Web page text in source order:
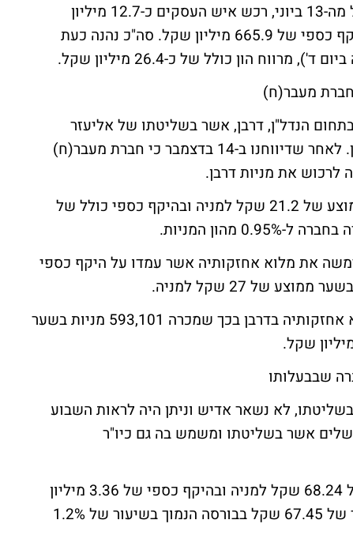
בהסתכלות כוללת של מסע רכישותיו של כצמן החל מה-13 ביוני, רכש איש העסקים כ-12.7 מיליון
ממניות אורמת בשער ממוצע של כ-52.4 שקל ובהיקף כספי של 665.9 מיליון שקל. סה"כ נהנה כעת
הון כולל של כ-26.4 מיליון שקל.
מעבר(ח)
הנדל"ן, דרבן, אשר בשליטתו של אליעזר
פישמן (53.86%) המשמש בה גם כיו"ר הדירקטוריון. לאחר שדיווחנו ב-14 בדצמבר כי חברת מעבר(ח)
את מניות דרבן.
חברת מעבר רכשה 180,726 ממניות דרבן בשער ממוצע של 21.2 שקל למניה ובהיקף כספי כולל של
את מלוא אחזקותיה אשר עמדו על היקף כספי
חברת מעבר(ח) מימשה דאז ב-10 לדצמבר את מלוא אחזקותיה בדרבן בכך שמכרה 593,101 מניות בשער
שבבעלותו
לא נשאר אדיש וניתן היה לראות השבוע
אשר בשליטתו ומשמש בה גם כיו"ר
פישמן רכש השבוע 49,410 מניות בשער ממוצע של 68.24 שקל למניה ובהיקף כספי של 3.36 מיליון
שקל. נכון לכתיבת שורות אלה נסחרת המניה בשער של 67.45 שקל בבורסה הנמוך בשיעור של 1.2%